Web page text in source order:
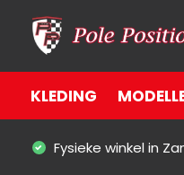
KLEDING
Fysieke winkel in